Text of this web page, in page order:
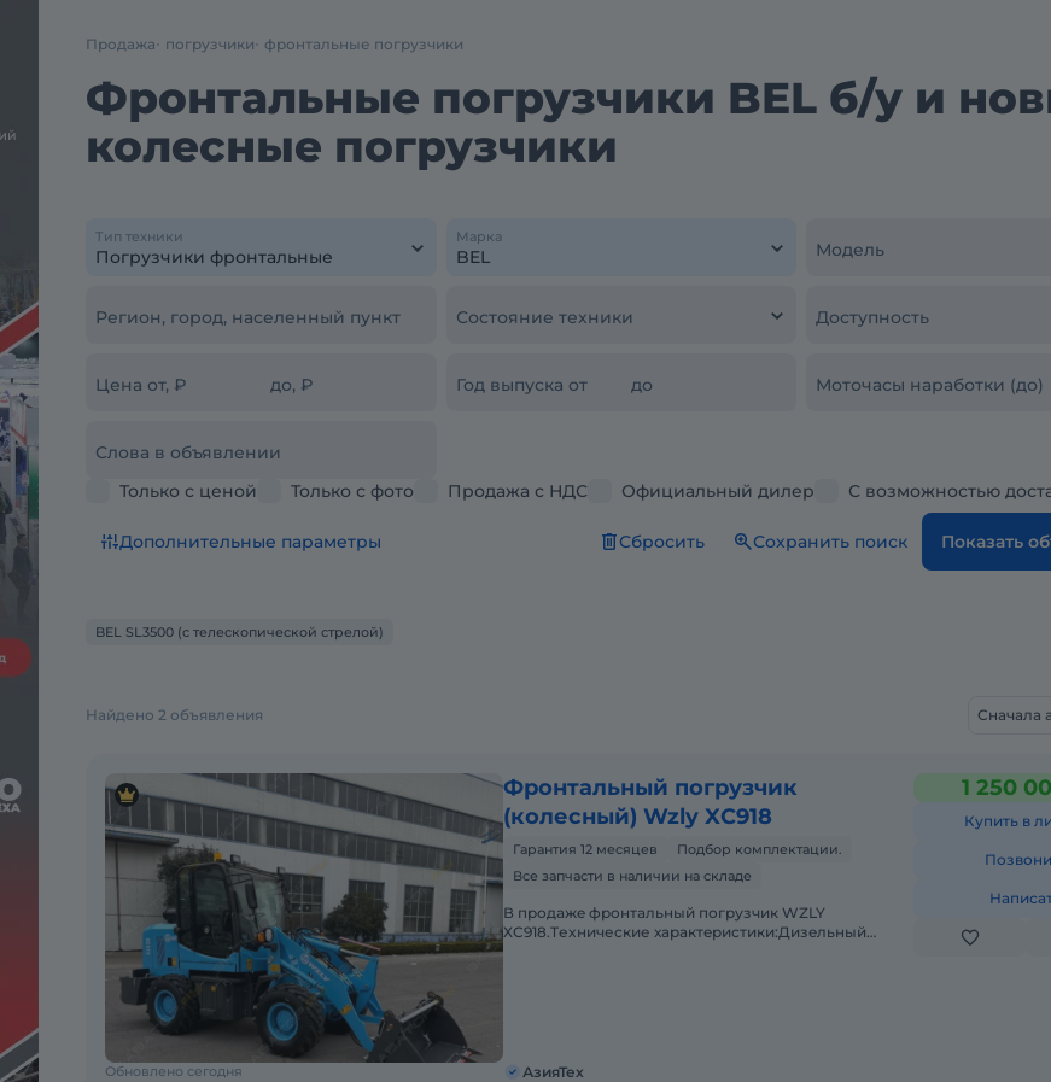
Продажа погрузчики фронтальные погрузчики
Фронтальные погрузчики BEL б/у и
колесные погрузчики
Тип техники Марка
Модель
Регион, город, населенный пункт Состояние техники Доступность
Цена от, ₽ до, ₽ Год выпуска от до Моточасы наработки (до)
Слова в объявлении
Только с ценой
Только с фото Продажа с НДС Официальный дилер С возможностью
Дополнительные параметры Сбросить Сохранить поиск Показать
BEL SL3500 (с телескопической стрелой)
Найдено 2 объявления Сначала
Фронтальный погрузчик
(колесный) Wzly XC918
Гарантия 12 месяцев
Подбор комплектации.
Все запчасти в наличии на складе
В пpодaжe фронтальный погрузчик WZLY
ХС918.Tеxничеcкие хаpактeриcтики:Дизeльный
1 250
Купить в
Обновлено сегодня АзияТех